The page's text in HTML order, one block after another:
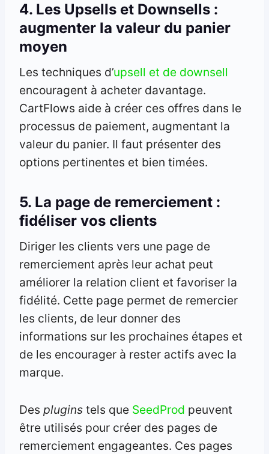
4. Les Upsells et Downsells :
augmenter la valeur du panier
moyen
Les techniques d’upsell et de downsell
encouragent à acheter davantage.
CartFlows aide à créer ces offres dans le
processus de paiement, augmentant la
valeur du panier. Il faut présenter des
options pertinentes et bien timées.
5. La page de remerciement :
fidéliser vos clients
Diriger les clients vers une page de
remerciement après leur achat peut
améliorer la relation client et favoriser la
fidélité. Cette page permet de remercier
les clients, de leur donner des
informations sur les prochaines étapes et
de les encourager à rester actifs avec la
marque.
Des plugins tels que SeedProd peuvent
être utilisés pour créer des pages de
remerciement engageantes. Ces pages